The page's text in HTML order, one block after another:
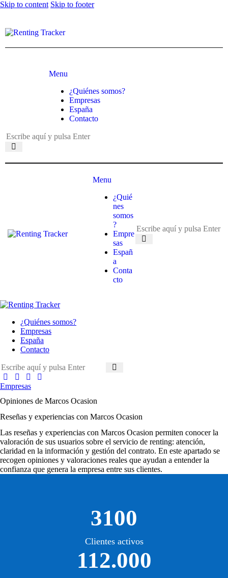
Skip to content Skip to footer
Menu
¿Quiénes somos?
Empresas
España
Contacto
Menu
¿Quié
nes
somos
?
Empre
sas
Españ
a
Conta
cto
¿Quiénes somos?
Empresas
España
Contacto
Empresas
Opiniones de Marcos Ocasion
Reseñas y experiencias con Marcos Ocasion
Las reseñas y experiencias con Marcos Ocasion permiten conocer la
valoración de sus usuarios sobre el servicio de renting: atención,
claridad en la información y gestión del contrato. En este apartado se
recogen opiniones y valoraciones reales que ayudan a entender la
confianza que genera la empresa entre sus clientes.
3100
Clientes activos
112.000